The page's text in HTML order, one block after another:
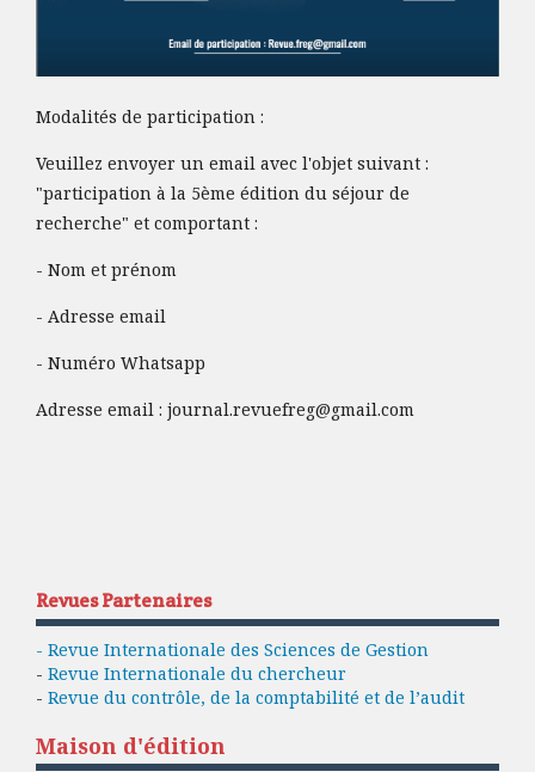
Modalités de participation :
Veuillez envoyer un email avec l'objet suivant :
"participation à la 5ème édition du séjour de
recherche" et comportant :
- Nom et prénom
- Adresse email
- Numéro Whatsapp
Adresse email : journal.revuefreg@gmail.com
Revues Partenaires
- Revue Internationale des Sciences de Gestion
- Revue Internationale du chercheur
- Revue du contrôle, de la comptabilité et de l’audit
Maison d'édition